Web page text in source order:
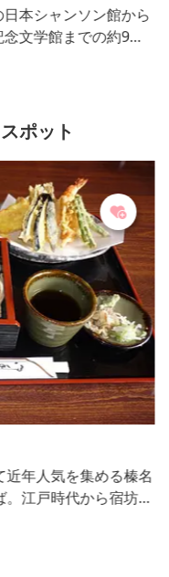
本シャンソン館から
文学館までの約9キ
道）から「ナー
芸術の散歩道」と
テナード施設となっ
ポット
年人気を集める榛名
江戸時代から宿坊の